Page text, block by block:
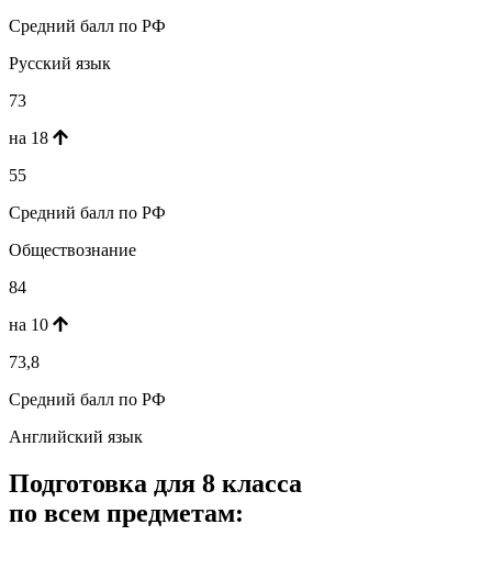
Средний балл по РФ
Русский язык
73
на 18
55
Средний балл по РФ
Обществознание
84
на 10
73,8
Средний балл по РФ
Английский язык
Подготовка для 8 класса
по всем предметам: